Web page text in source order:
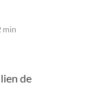
min
de